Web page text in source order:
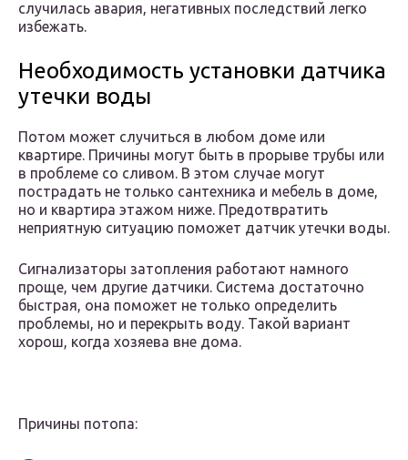
случилась авария, негативных последствий легко
избежать.
Необходимость установки датчика
утечки воды
Потом может случиться в любом доме или
квартире. Причины могут быть в прорыве трубы или
в проблеме со сливом. В этом случае могут
пострадать не только сантехника и мебель в доме,
но и квартира этажом ниже. Предотвратить
неприятную ситуацию поможет датчик утечки воды.
Сигнализаторы затопления работают намного
проще, чем другие датчики. Система достаточно
быстрая, она поможет не только определить
проблемы, но и перекрыть воду. Такой вариант
хорош, когда хозяева вне дома.
Причины потопа: